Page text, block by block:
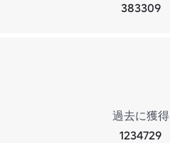
383309
過去に獲得
1234729